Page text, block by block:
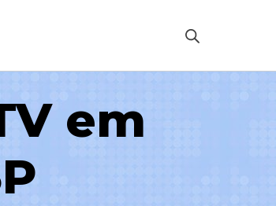
em